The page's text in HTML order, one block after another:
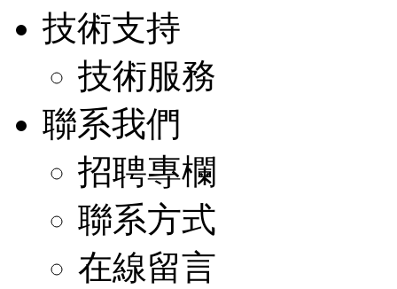
技術支持
技術服務
聯系我們
招聘專欄
聯系方式
在線留言